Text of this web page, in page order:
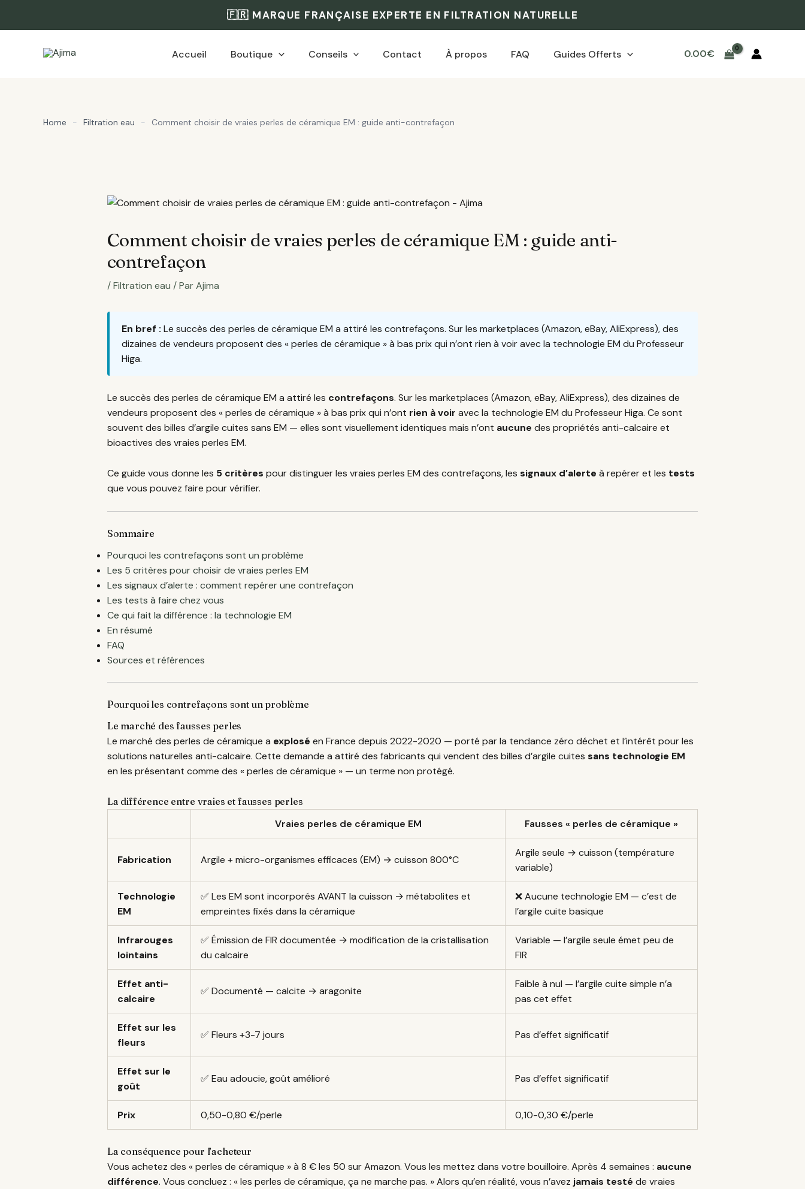
🇫🇷 MARQUE FRANÇAISE EXPERTE EN FILTRATION NATURELLE
Accueil Boutique Conseils Contact À propos FAQ Guides Offerts 0.00€
Home - Filtration eau - Comment choisir de vraies perles de céramique EM : guide anti-contrefaçon
Comment choisir de vraies perles de céramique EM : guide anti-
contrefaçon
/Filtration eau / ParAjima
En bref : Le succès des perles de céramique EM a attiré les contrefaçons. Sur les marketplaces (Amazon, eBay, AliExpress), des
dizaines de vendeurs proposent des « perles de céramique » à bas prix qui n’ont rien à voir avec la technologie EM du Professeur
Higa.
Le succès des perles de céramique EM a attiré les contrefaçons. Sur les marketplaces (Amazon, eBay, AliExpress), des dizaines de
vendeurs proposent des « perles de céramique » à bas prix qui n’ont rien à voir avec la technologie EM du Professeur Higa. Ce sont
souvent des billes d’argile cuites sans EM — elles sont visuellement identiques mais n’ont aucune des propriétés anti-calcaire et
bioactives des vraies perles EM.
Ce guide vous donne les 5 critères pour distinguer les vraies perles EM des contrefaçons, les signaux d’alerte à repérer et les tests
que vous pouvez faire pour vérifier.
Sommaire
Pourquoi les contrefaçons sont un problème
Les 5 critères pour choisir de vraies perles EM
Les signaux d’alerte : comment repérer une contrefaçon
Les tests à faire chez vous
Ce qui fait la différence : la technologie EM
En résumé
FAQ
Sources et références
Pourquoi les contrefaçons sont un problème
Le marché des fausses perles
Le marché des perles de céramique a explosé en France depuis 2022-2020 — porté par la tendance zéro déchet et l’intérêt pour les
solutions naturelles anti-calcaire. Cette demande a attiré des fabricants qui vendent des billes d’argile cuites sans technologie EM
en les présentant comme des « perles de céramique » — un terme non protégé.
La différence entre vraies et fausses perles
Vraies perles de céramique EM Fausses « perles de céramique »
Fabrication Argile + micro-organismes efficaces (EM) → cuisson 800°C
Argile seule → cuisson (température
variable)
Technologie
EM
✅ Les EM sont incorporés AVANT la cuisson → métabolites et
empreintes fixés dans la céramique
❌ Aucune technologie EM — c’est de
l’argile cuite basique
Infrarouges
lointains
✅ Émission de FIR documentée → modification de la cristallisation
du calcaire
Variable — l’argile seule émet peu de
FIR
Effet anti-
calcaire
✅ Documenté — calcite → aragonite
Faible à nul — l’argile cuite simple n’a
pas cet effet
Effet sur les
fleurs
✅ Fleurs +3-7 jours Pas d’effet significatif
Effet sur le
goût
✅ Eau adoucie, goût amélioré Pas d’effet significatif
Prix 0,50-0,80 €/perle 0,10-0,30 €/perle
La conséquence pour l’acheteur
Vous achetez des « perles de céramique » à 8 € les 50 sur Amazon. Vous les mettez dans votre bouilloire. Après 4 semaines : aucune
différence. Vous concluez : « les perles de céramique, ça ne marche pas. » Alors qu’en réalité, vous n’avez jamais testé de vraies